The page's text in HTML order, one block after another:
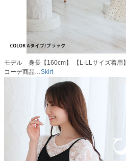
モデル 身長【160cm】 【L-LLサイズ着用】
コーデ商品… Skirt